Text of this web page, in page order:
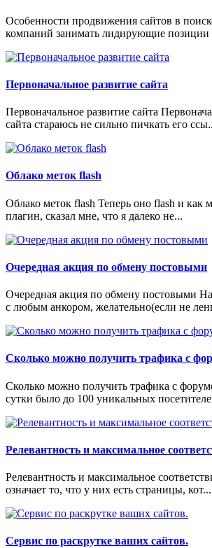
Особенности продвижения сайтов в
компаний занимать лидирующие позиции
Первоначальное развитие сайта
Первоначальное развитие сайта
сайта стараюсь не сильно пичкать его
Облако меток flash
Облако меток flash Теперь оно flash и как
плагин, сказал мне, что я далеко не...
Очередная акция по обмену постовыми
Очередная акция по обмену постовыми
c любым анкором, желательно(если не
Сколько можно получить трафика с
Сколько можно получить трафика с
сутки было до 100 уникальных
Релевантность и максимальное
Релевантность и максимальное
означает то, что у них есть страницы, кот...
Сервис по раскрутке ваших сайтов.